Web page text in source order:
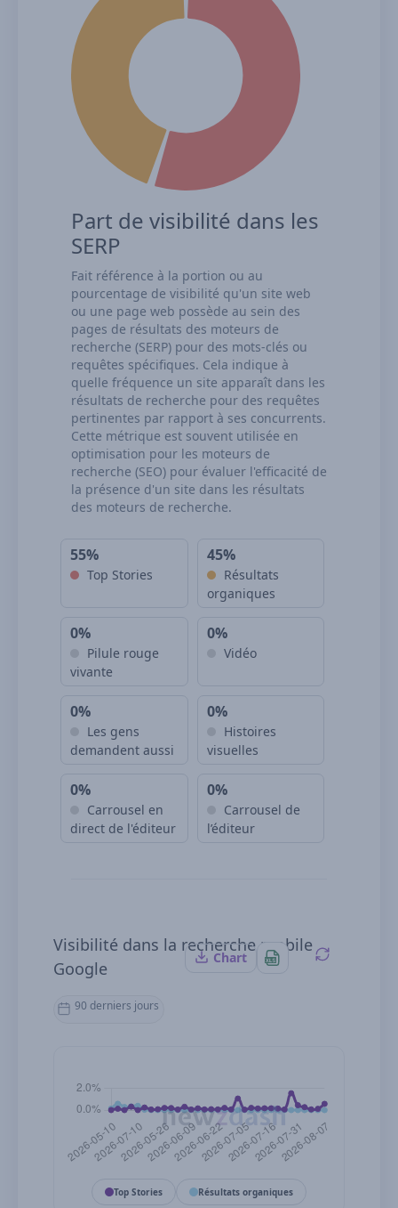
Part de visibilité dans les
SERP
Fait référence à la portion ou au
pourcentage de visibilité qu'un site web
ou une page web possède au sein des
pages de résultats des moteurs de
recherche (SERP) pour des mots-clés ou
requêtes spécifiques. Cela indique à
quelle fréquence un site apparaît dans les
résultats de recherche pour des requêtes
pertinentes par rapport à ses concurrents.
Cette métrique est souvent utilisée en
optimisation pour les moteurs de
recherche (SEO) pour évaluer l'efficacité de
la présence d'un site dans les résultats
des moteurs de recherche.
55%
Top Stories
45%
Résultats
organiques
0%
Pilule rouge
vivante
0%
Vidéo
0%
Les gens
demandent aussi
0%
Histoires
visuelles
0%
Carrousel en
direct de l'éditeur
0%
Carrousel de
l’éditeur
Visibilité dans la recherche mobile
Google
90 derniers jours
Chart
Top Stories Résultats organiques